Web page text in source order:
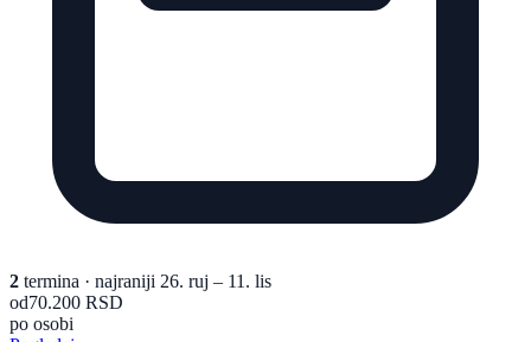
2 termina · najraniji 26. ruj – 11. lis
od70.200 RSD
po osobi